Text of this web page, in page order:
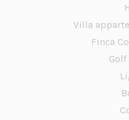
Villa
Finca